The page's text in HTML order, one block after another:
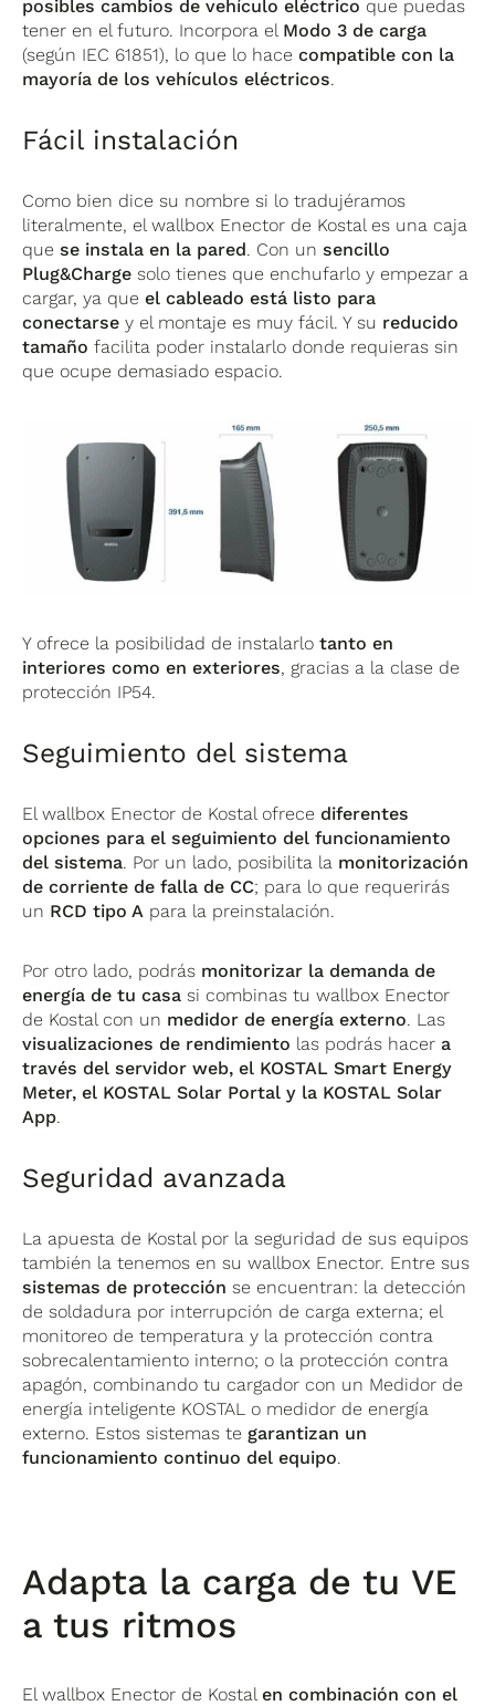
posibles cambios de vehículo eléctrico que puedas
tener en el futuro. Incorpora el Modo 3 de carga
(según IEC 61851), lo que lo hacecompatible con la
mayoría de los vehículos eléctricos.
Fácil instalación
Como bien dice su nombre si lo tradujéramos
literalmente, el wallbox Enector de Kostal es una caja
quese instala en la pared. Con unsencillo
Plug&Charge solo tienes que enchufarlo y empezar a
cargar, ya queel cableado está listo para
conectarse y el montaje es muy fácil. Y su reducido
tamaño facilita poder instalarlo donde requieras sin
que ocupe demasiado espacio.
Y ofrece la posibilidad de instalarlotanto en
interiores como en exteriores, gracias a la clase de
protección IP54.
Seguimiento del sistema
El wallbox Enector de Kostal ofrece diferentes
opciones para el seguimiento del funcionamiento
del sistema. Por un lado, posibilita la monitorización
de corriente de falla de CC; para lo que requerirás
un RCD tipo A para la preinstalación.
Por otro lado, podrás monitorizar la demanda de
energía de tu casa si combinas tu wallbox Enector
de Kostal con un medidor de energía externo. Las
visualizaciones de rendimiento las podrás hacer a
través del servidor web, el KOSTAL Smart Energy
Meter, el KOSTAL Solar Portal y la KOSTAL Solar
App.
Seguridad avanzada
La apuesta de Kostal por la seguridad de sus equipos
también la tenemos en su wallbox Enector. Entre sus
sistemas de protección se encuentran: la detección
de soldadura por interrupción de carga externa; el
monitoreo de temperatura y la protección contra
sobrecalentamiento interno; o la protección contra
apagón, combinando tu cargador con un Medidor de
energía inteligente KOSTAL o medidor de energía
externo. Estos sistemas te garantizan un
funcionamiento continuo del equipo.
Adapta la carga de tu VE
a tus ritmos
El wallbox Enector de Kostalen combinación con el